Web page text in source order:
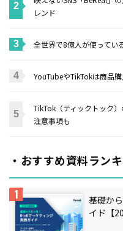
レンド
全世界で8億人が使ってい
YouTubeやTikTokは商品
TikTok（ティックトック
注意事項も
・おすすめ資料ラン
基礎か
イド【